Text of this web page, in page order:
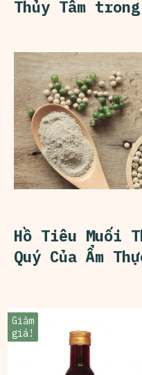
Thủy Tâm
Hồ Tiêu Muối
Quý Của Ẩm
Giảm
giá!